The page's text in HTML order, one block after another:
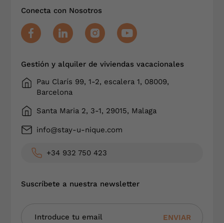
Conecta con Nosotros
Gestión y alquiler de viviendas vacacionales
Pau Clarís 99, 1-2, escalera 1, 08009,
Barcelona
Santa Maria 2, 3-1, 29015, Malaga
info@stay-u-nique.com
+34 932 750 423
Suscríbete a nuestra newsletter
ENVIAR